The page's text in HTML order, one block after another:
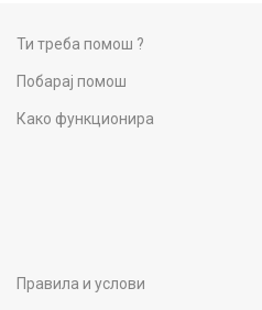
Ти треба помош ?
Побарај помош
Како функционира
Правила и услови